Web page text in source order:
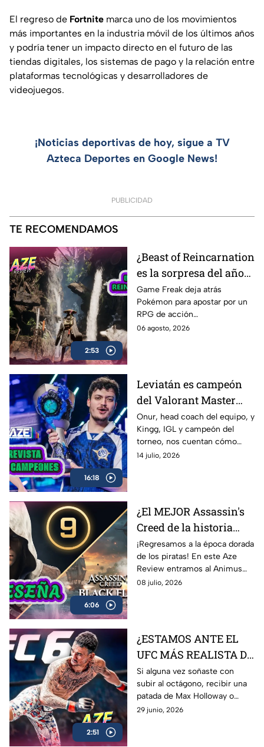
El regreso de Fortnite marca uno de los movimientos
más importantes en la industria móvil de los últimos años
y podría tener un impacto directo en el futuro de las
tiendas digitales, los sistemas de pago y la relación entre
plataformas tecnológicas y desarrolladores de
videojuegos.
¡Noticias deportivas de hoy, sigue a TV
Azteca Deportes en Google News!
PUBLICIDAD
TE RECOMENDAMOS
2:53
¿Beast of Reincarnation
es la sorpresa del año? |
AZE Review
Game Freak deja atrás
Pokémon para apostar por un
RPG de acción
completamente diferente.
contamos
06 agosto, 2026
16:18
Leviatán es campeón
del Valorant Master
Londres 2026 |
Entrevista con Onur y
Kingg
Onur, head coach del equipo, y
Kingg, IGL y campeón del
torneo, nos cuentan cómo
vivieron el camino hacia el
Latinoamérica.
14 julio, 2026
6:06
¿El MEJOR Assassin's
Creed de la historia
regresó? 🏴‍☠️ | Reseña
Black Flag Resynced |
AZE Review
¡Regresamos a la época dorada
de los piratas! En este Aze
Review entramos al Animus
para analizar a fondo
08 julio, 2026
2:51
¿ESTAMOS ANTE EL
UFC MÁS REALISTA DE
LA HISTORIA? EA
Sports UFC 6 | AZE
Review
Si alguna vez soñaste con
subir al octágono, recibir una
patada de Max Holloway o
Islam Makhachev y sobrevivir
29 junio, 2026